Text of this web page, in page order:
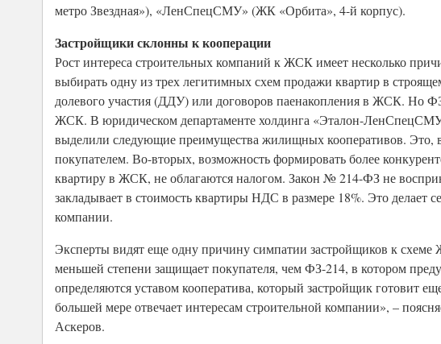
метро Звездная»), «ЛенСпецСМУ» (ЖК «Орбита», 4-й корпус).
Застройщики склонны к кооперации
Рост интереса строительных компаний к ЖСК имеет несколько
выбирать одну из трех легитимных схем продажи квартир в
долевого участия (ДДУ) или договоров паенакопления в ЖСК. Но
ЖСК. В юридическом департаменте холдинга «Эталон-
выделили следующие преимущества жилищных кооперативов. Это,
покупателем. Во-вторых, возможность формировать более
квартиру в ЖСК, не облагаются налогом. Закон № 214-ФЗ не
закладывает в стоимость квартиры НДС в размере 18%. Это
компании.
Эксперты видят еще одну причину симпатии застройщиков к
меньшей степени защищает покупателя, чем ФЗ-214, в котором
определяются уставом кооператива, который застройщик готовит
большей мере отвечает интересам строительной компании», –
Аскеров.